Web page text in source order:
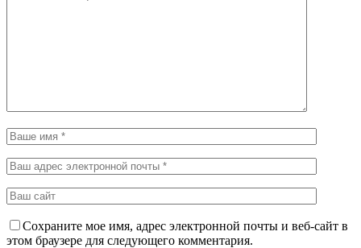
Сохраните мое имя, адрес электронной почты и веб-сайт в
этом браузере для следующего комментария.